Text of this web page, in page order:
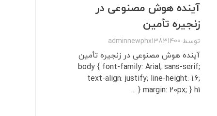
آینده هوش مصنوعی در
زنجیره تأمین
توسط adminnewphx13831400
آینده هوش مصنوعی در زنجیره تأمین
body { font-family: Arial, sans-serif;
text-align: justify; line-height: 1.6;
margin: 20px; } h1 { ...